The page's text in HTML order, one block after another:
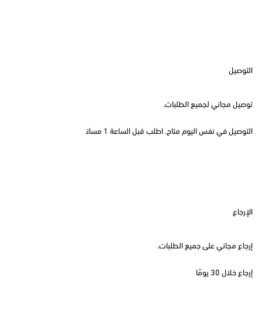
التوصيل
توصيل مجاني لجميع الطلبات.
التوصيل في نفس اليوم متاح. اطلب قبل الساعة 1 مساءً
الإرجاع
إرجاع مجاني على جميع الطلبات.
إرجاع خلال 30 يومًا